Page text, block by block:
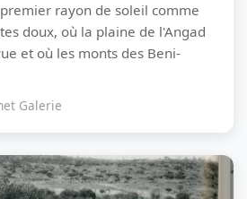
rayon de soleil comme
doux, où la plaine de l'Angad
et où les monts des Beni-
Galerie